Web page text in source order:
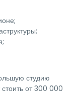
студию
от 300 000